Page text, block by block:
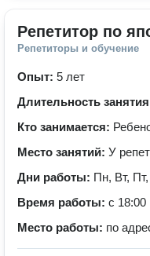
Репетитор по
Репетиторы и обучение
Опыт: 5 лет
Длительность
Кто занимается:
Место занятий: У
Дни работы: Пн, Вт,
Время работы: с 18:00
Место работы: по